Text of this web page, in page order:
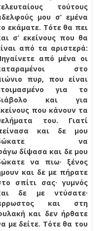
τούτους
μου σ’ εμένα
εκάματε. Τότε θα πει
σ’ εκείνους που θα
από τα αριστερά:
από μένα οι
στο
πυρ, που είναι
για το
και για
που κάνουν τα
του. Γιατί
και δε μου
να
δίψασα και δε μου
να πιω· ξένος
και δε με πήρατε
σπίτι σας· γυμνός
δε με ντύσατε·
και στη
και δεν ήρθατε
με δείτε. Τότε θα του